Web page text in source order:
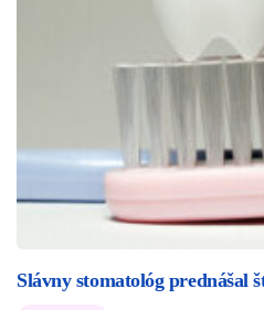
Slávny stomatológ prednášal